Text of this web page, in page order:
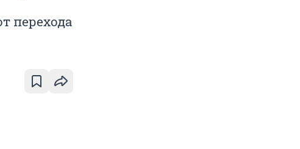
перехода